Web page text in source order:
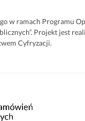
w ramach Programu
Projekt jest
Cyfryzacji.